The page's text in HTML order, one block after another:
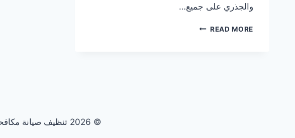
والجذري على جميع…
READ MOREشركة
© 2026 تنظيف صيانة مكافحة حشرات - WordPress Theme by